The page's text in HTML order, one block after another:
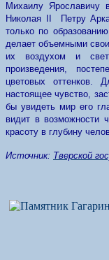
Михаилу Ярославичу
Николая II Петру
только по
делает объемными
их воздухом и
произведения,
цветовых оттенков.
настоящее чувство,
бы увидеть мир его
видит в возможности
красоту в глубину
Источник: Тверской